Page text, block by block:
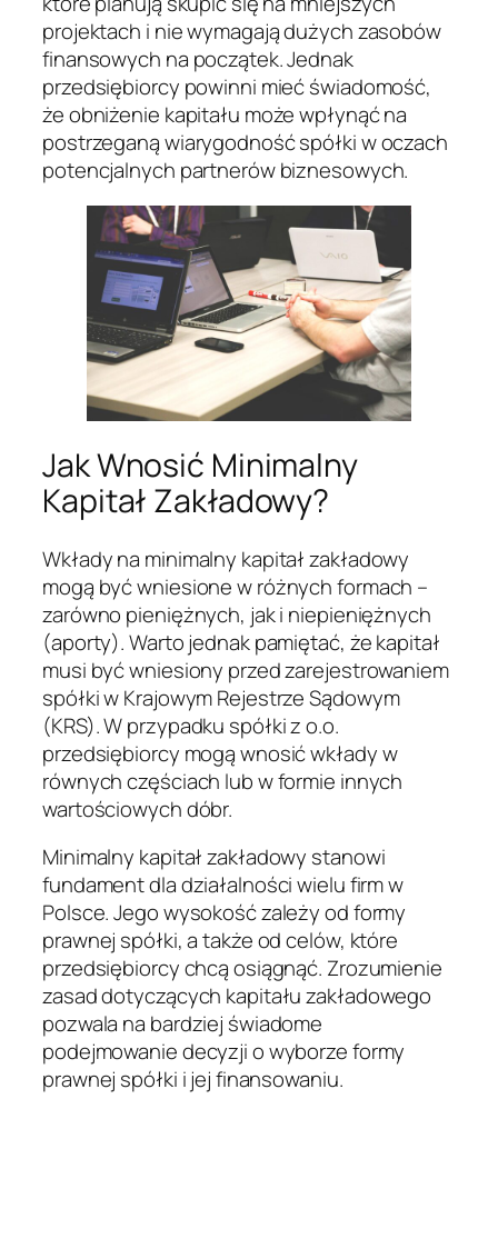
projektach i nie wymagają dużych zasobów
finansowych na początek. Jednak
przedsiębiorcy powinni mieć świadomość,
że obniżenie kapitału może wpłynąć na
postrzeganą wiarygodność spółki w oczach
potencjalnych partnerów biznesowych.
Jak Wnosić Minimalny
Kapitał Zakładowy?
Wkłady na minimalny kapitał zakładowy
mogą być wniesione w różnych formach –
zarówno pieniężnych, jak i niepieniężnych
(aporty). Warto jednak pamiętać, że kapitał
musi być wniesiony przed zarejestrowaniem
spółki w Krajowym Rejestrze Sądowym
(KRS). W przypadku spółki z o.o.
przedsiębiorcy mogą wnosić wkłady w
równych częściach lub w formie innych
wartościowych dóbr.
Minimalny kapitał zakładowy stanowi
fundament dla działalności wielu firm w
Polsce. Jego wysokość zależy od formy
prawnej spółki, a także od celów, które
przedsiębiorcy chcą osiągnąć. Zrozumienie
zasad dotyczących kapitału zakładowego
pozwala na bardziej świadome
podejmowanie decyzji o wyborze formy
prawnej spółki i jej finansowaniu.